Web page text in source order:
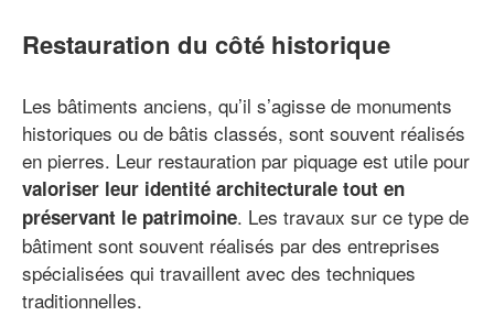
Restauration du côté historique
Les bâtiments anciens, qu’il s’agisse de monuments
historiques ou de bâtis classés, sont souvent réalisés
en pierres. Leur restauration par piquage est utile pour
valoriser leur identité architecturale tout en
préservant le patrimoine. Les travaux sur ce type de
bâtiment sont souvent réalisés par des entreprises
spécialisées qui travaillent avec des techniques
traditionnelles.